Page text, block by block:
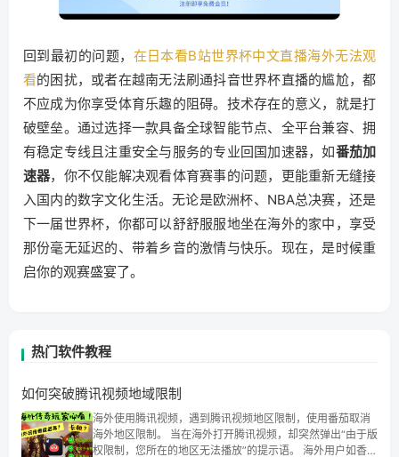
回到最初的问题， 在日本看B站世界杯中文直播海外无法观
看的困扰，或者在越南无法刷通抖音世界杯直播的尴尬，都
不应成为你享受体育乐趣的阻碍。技术存在的意义，就是打
破壁垒。通过选择一款具备全球智能节点、全平台兼容、拥
有稳定专线且注重安全与服务的专业回国加速器，如番茄加
速器，你不仅能解决观看体育赛事的问题，更能重新无缝接
入国内的数字文化生活。无论是欧洲杯、NBA总决赛，还是
下一届世界杯，你都可以舒舒服服地坐在海外的家中，享受
那份毫无延迟的、带着乡音的激情与快乐。现在，是时候重
启你的观赛盛宴了。
热门软件教程
如何突破腾讯视频地域限制
海外使用腾讯视频，遇到腾讯视频地区限制，使用番茄取消
海外地区限制。 当在海外打开腾讯视频，却突然弹出“由于版
权限制，您所在的地区无法播放”的提示语。 海外用户如香